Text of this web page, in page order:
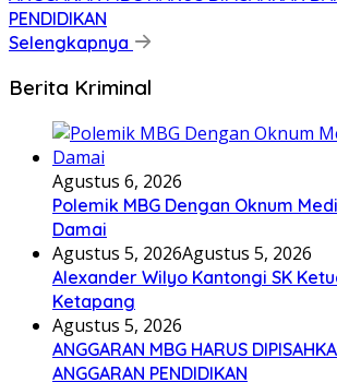
PENDIDIKAN
Selengkapnya
Berita Kriminal
Agustus 6, 2026
Polemik MBG Dengan Oknum
Damai
Agustus 5, 2026Agustus 5, 2026
Alexander Wilyo Kantongi SK
Ketapang
Agustus 5, 2026
ANGGARAN MBG HARUS
ANGGARAN PENDIDIKAN